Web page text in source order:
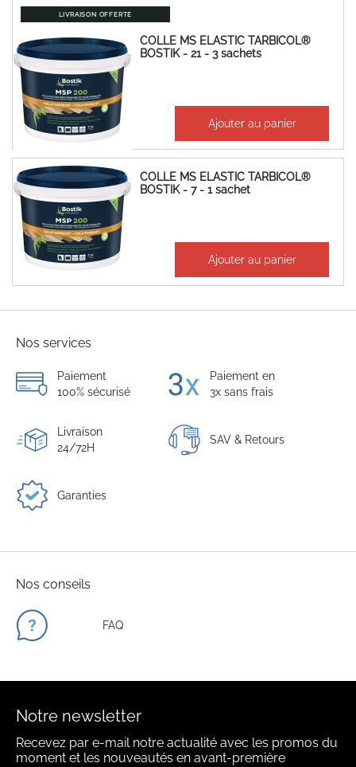
LIVRAISON OFFERTE
COLLE MS ELASTIC TARBICOL®
BOSTIK - 21 - 3 sachets
536,26 €
446,88 € Ajouter au panier
COLLE MS ELASTIC TARBICOL®
BOSTIK - 7 - 1 sachet
216,29 €
180,24 € Ajouter au panier
Nos services
Paiement
100% sécurisé
Paiement en
3x sans frais
Livraison
24/72H
SAV & Retours
Garanties
Nos conseils
FAQ
Notre newsletter
Recevez par e-mail notre actualité avec les promos du
moment et les nouveautés en avant-première